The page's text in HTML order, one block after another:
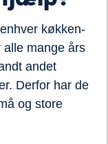
køkken-
alle mange års
andet
Derfor har de
og store